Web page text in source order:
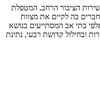
הציבור הרחב, המטפלת
בה לקיים את מצוות
בתי אב המסתייעים בנושא
ובחילול קדושת רבעי, נתינת